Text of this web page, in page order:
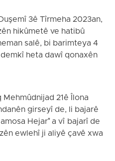
3ê Tîrmeha 2023an,
hikûmetê ve hatibû
salê, bi barimteya 4
heta dawî qonaxên
21ê Îlona
girseyî de, li bajarê
Hejar" a vî bajarî de
ewlehî ji aliyê çavê xwa